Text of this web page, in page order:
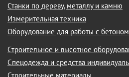
Станки по дереву, металлу и камню
Измерительная техника
Оборудование для работы с
Строительное и высотное
Спецодежда и средства